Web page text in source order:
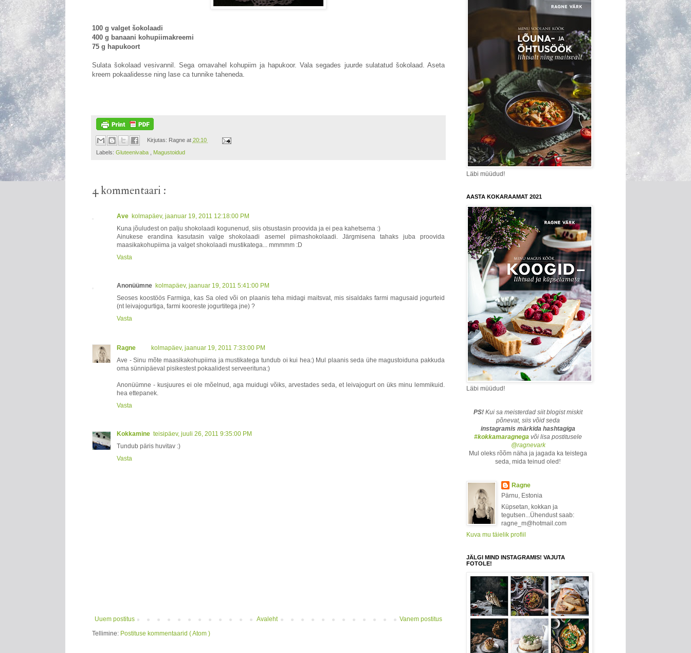
100 g valget šokolaadi
400 g banaani kohupiimakreemi
75 g hapukoort
Sulata šokolaad vesivannil. Sega omavahel kohupiim ja hapukoor. Vala segades juurde sulatatud šokolaad. Aseta
kreem pokaalidesse ning lase ca tunnike taheneda.
Kirjutas: Ragne at 20:10
Labels: Gluteenivaba , Magustoidud
4 kommentaari :
Ave kolmapäev, jaanuar 19, 2011 12:18:00 PM
Kuna jõuludest on palju shokolaadi kogunenud, siis otsustasin proovida ja ei pea kahetsema :)
Ainukese erandina kasutasin valge shokolaadi asemel piimashokolaadi. Järgmisena tahaks juba proovida
maasikakohupiima ja valget shokolaadi mustikatega... mmmmm :D
Vasta
Anonüümne kolmapäev, jaanuar 19, 2011 5:41:00 PM
Seoses koostöös Farmiga, kas Sa oled või on plaanis teha midagi maitsvat, mis sisaldaks farmi magusaid jogurteid
(nt leivajogurtiga, farmi kooreste jogurtitega jne) ?
Vasta
Ragne
kolmapäev, jaanuar 19, 2011 7:33:00 PM
Ave - Sinu mõte maasikakohupiima ja mustikatega tundub oi kui hea:) Mul plaanis seda ühe magustoiduna pakkuda
oma sünnipäeval pisikestest pokaalidest serveerituna:)
Anonüümne - kusjuures ei ole mõelnud, aga muidugi võiks, arvestades seda, et leivajogurt on üks minu lemmikuid.
hea ettepanek.
Vasta
Kokkamine teisipäev, juuli 26, 2011 9:35:00 PM
Tundub päris huvitav :)
Vasta
Uuem postitus Vanem postitus
Avaleht
Tellimine: Postituse kommentaarid ( Atom )
Läbi müüdud!
AASTA KOKARAAMAT 2021
Läbi müüdud!
PS! Kui sa meisterdad siit blogist miskit
põnevat, siis võid seda
instagramis märkida hashtagiga
#kokkamaragnega või lisa postitusele
@ragnevark
Mul oleks rõõm näha ja jagada ka teistega
seda, mida teinud oled !
Ragne
Pärnu, Estonia
Küpsetan, kokkan ja
tegutsen...Ühendust saab:
ragne_m@hotmail.com
Kuva mu täielik profiil
JÄLGI MIND INSTAGRAMIS! VAJUTA
FOTOLE!